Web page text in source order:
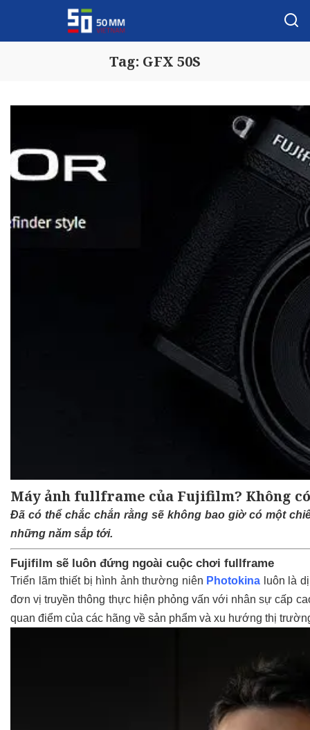
Tag: GFX 50S
Máy ảnh fullframe của Fujifilm? Không
Đã có thể chắc chắn rằng sẽ không bao giờ có một
những năm sắp tới.
Fujifilm sẽ luôn đứng ngoài cuộc chơi fullframe
Triển lãm thiết bị hình ảnh thường niên Photokina luôn là
đơn vị truyền thông thực hiện phỏng vấn với nhân sự cấp
quan điểm của các hãng về sản phẩm và xu hướng thị